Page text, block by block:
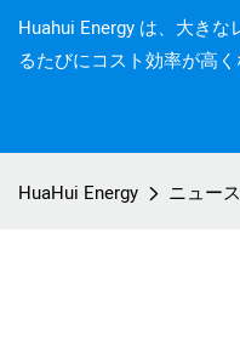
Huahui Energy は、大き
るたびにコスト効率が高
HuaHui Energy ニュース